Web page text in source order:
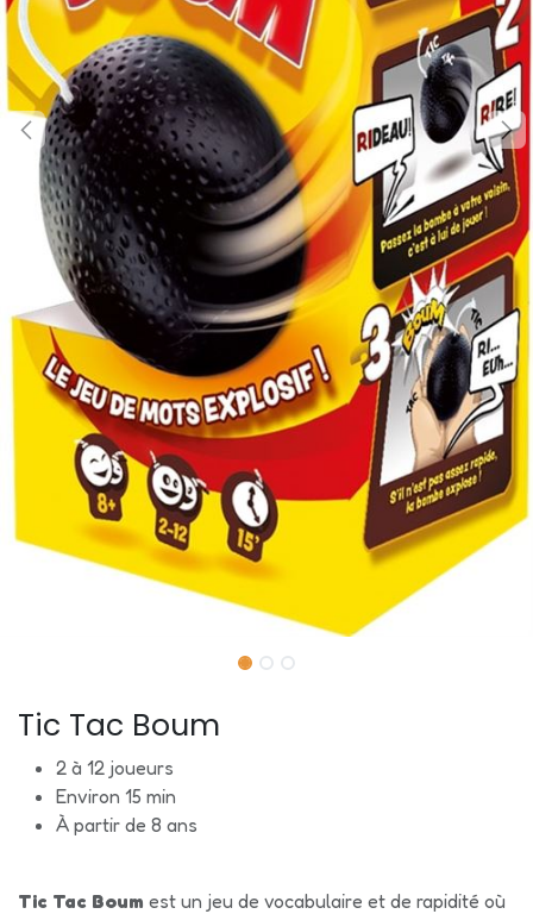
Tic Tac Boum
2 à 12 joueurs
Environ 15 min
À partir de 8 ans
Tic Tac Boum est un jeu de vocabulaire et de rapidité où